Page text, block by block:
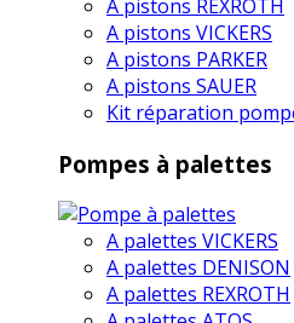
A pistons REXROTH
A pistons VICKERS
A pistons PARKER
A pistons SAUER
Kit réparation
Pompes à palettes
A palettes VICKERS
A palettes DENISON
A palettes REXROTH